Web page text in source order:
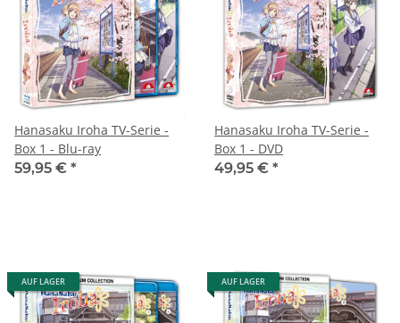
Hanasaku Iroha TV-Serie -
Box 1 - Blu-ray
59,95 € *
Hanasaku Iroha TV-Serie -
Box 1 - DVD
49,95 € *
AUF LAGER AUF LAGER